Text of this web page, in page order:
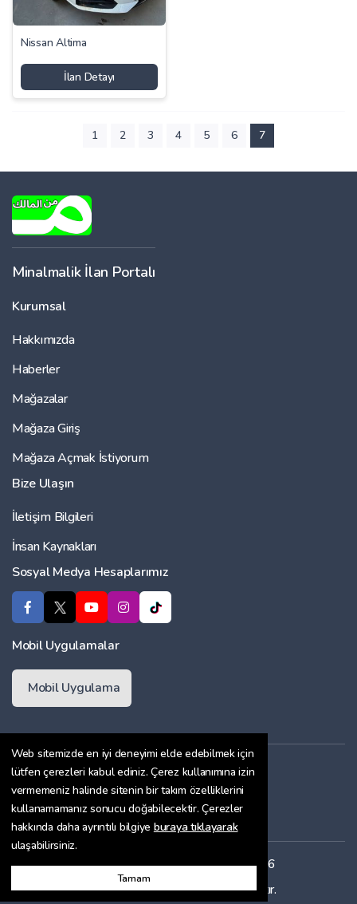
Web sitemizde en iyi deneyimi elde edebilmek için
lütfen çerezleri kabul ediniz. Çerez kullanımına izin
vermemeniz halinde sitenin bir takım özelliklerini
kullanamamanız sonucu doğabilecektir. Çerezler
hakkında daha ayrıntılı bilgiye buraya tıklayarak
ulaşabilirsiniz.
Tamam
Nissan Altima
İlan Detayı
1 2 3 4 5 6 7
Minalmalik İlan Portalı
Kurumsal
Hakkımızda
Haberler
Mağazalar
Mağaza Giriş
Mağaza Açmak İstiyorum
Bize Ulaşın
İletişim Bilgileri
İnsan Kaynakları
Sosyal Medya Hesaplarımız
Mobil Uygulamalar
Mobil Uygulama
Üyelik Sözleşmesi
Çerez Politikası
Gizlilik Sözleşmesi
Her hakkı saklıdır. Copyright © 2026
Bu siteENTRANETile hazırlanmıştır.